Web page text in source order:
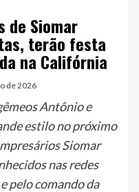
de Siomar
terão festa
na Califórnia
de 2026
Antônio e
estilo no próximo
Siomar
nas redes
pelo comando da